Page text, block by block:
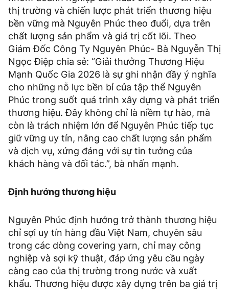
thị trường và chiến lược phát triển thương hiệu
bền vững mà Nguyên Phúc theo đuổi, dựa trên
chất lượng sản phẩm và giá trị cốt lõi. Theo
Giám Đốc Công Ty Nguyên Phúc- Bà Nguyễn Thị
Ngọc Điệp chia sẻ: “Giải thưởng Thương Hiệu
Mạnh Quốc Gia 2026 là sự ghi nhận đầy ý nghĩa
cho những nỗ lực bền bỉ của tập thể Nguyên
Phúc trong suốt quá trình xây dựng và phát triển
thương hiệu. Đây không chỉ là niềm tự hào, mà
còn là trách nhiệm lớn để Nguyên Phúc tiếp tục
giữ vững uy tín, nâng cao chất lượng sản phẩm
và dịch vụ, xứng đáng với sự tin tưởng của
khách hàng và đối tác.”, bà nhấn mạnh.
Định hướng thương hiệu
Nguyên Phúc định hướng trở thành thương hiệu
chỉ sợi uy tín hàng đầu Việt Nam, chuyên sâu
trong các dòng covering yarn, chỉ may công
nghiệp và sợi kỹ thuật, đáp ứng yêu cầu ngày
càng cao của thị trường trong nước và xuất
khẩu. Thương hiệu được xây dựng trên ba giá trị